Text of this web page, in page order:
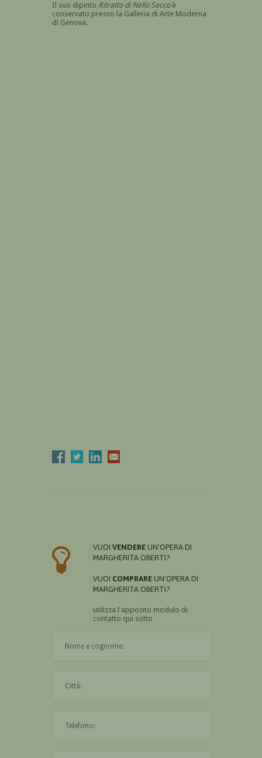
Il suo dipinto Ritratto di Nello Saccoè
conservato presso la Galleria di Arte Moderna
di Genova.
VUOI VENDERE UN'OPERA DI
MARGHERITA OBERTI?
VUOI COMPRARE UN'OPERA DI
MARGHERITA OBERTI?
utilizza l'apposito modulo di
contatto qui sotto